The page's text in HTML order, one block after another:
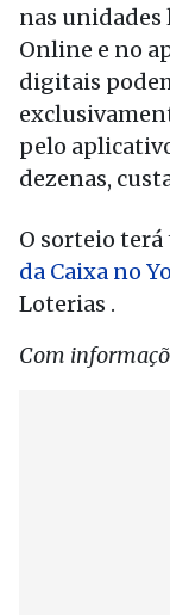
nas
Online e no
digitais
pelo
dezenas,
O sorteio
da Caixa no
Loterias .
Com